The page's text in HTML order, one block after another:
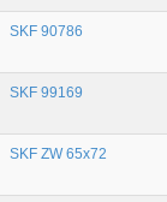
SKF 90786
SKF 99169
SKF ZW 65x72